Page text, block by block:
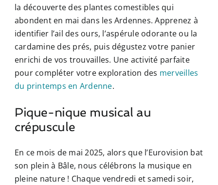
la découverte des plantes comestibles qui
abondent en mai dans les Ardennes. Apprenez à
identifier l’ail des ours, l’aspérule odorante ou la
cardamine des prés, puis dégustez votre panier
enrichi de vos trouvailles. Une activité parfaite
pour compléter votre exploration des merveilles
du printemps en Ardenne.
Pique-nique musical au
crépuscule
En ce mois de mai 2025, alors que l’Eurovision bat
son plein à Bâle, nous célébrons la musique en
pleine nature ! Chaque vendredi et samedi soir,